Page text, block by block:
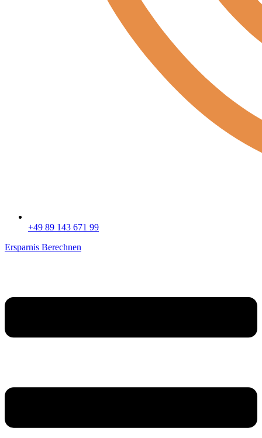
+49 89 143 671 99
Ersparnis Berechnen